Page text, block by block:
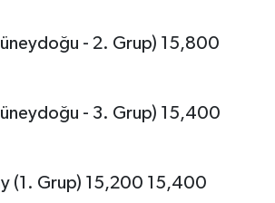
- 2. Grup) 15,800
- 3. Grup) 15,400
(1. Grup) 15,200 15,400